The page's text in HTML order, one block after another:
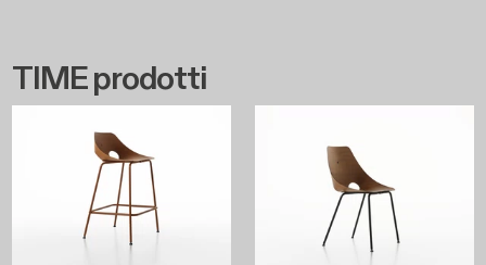
TIME prodotti